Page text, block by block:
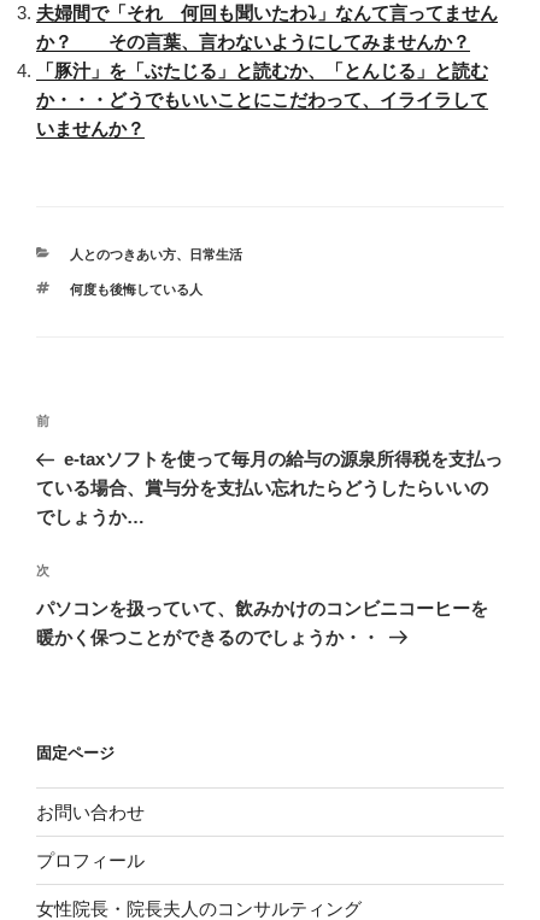
夫婦間で「それ 何回も聞いたわ⤵」なんて言ってません
か？ その言葉、言わないようにしてみませんか？
「豚汁」を「ぶたじる」と読むか、「とんじる」と読む
か・・・どうでもいいことにこだわって、イライラして
いませんか？
カ
ゴ
人とのつきあい方、 日常生活
タ
何度も後悔している人
投
ナ
ビ
ー
シ
ョ
前
の
投
稿
前
e-taxソフトを使って毎月の給与の源泉所得税を支払っ
ている場合、賞与分を支払い忘れたらどうしたらいいの
でしょうか…
次
の
投
次
パソコンを扱っていて、飲みかけのコンビニコーヒーを
暖かく保つことができるのでしょうか・・
固定ページ
お問い合わせ
プロフィール
女性院長・院長夫人のコンサルティング